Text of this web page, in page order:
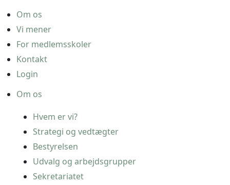
Om os
Vi mener
For medlemsskoler
Kontakt
Login
Om os
Hvem er vi?
Strategi og vedtægter
Bestyrelsen
Udvalg og arbejdsgrupper
Sekretariatet